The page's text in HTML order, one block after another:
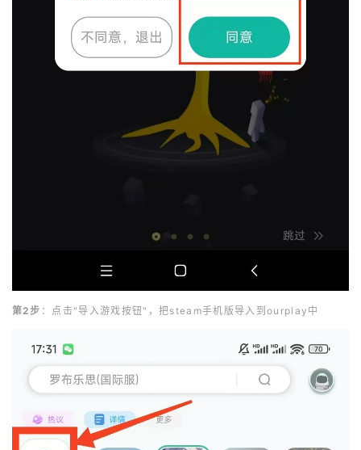
第2步 ：点击"导入游戏按钮"，把steam手机版导入到ourplay中